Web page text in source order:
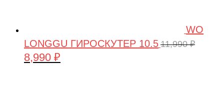
WO
LONGGU ГИРОСКУТЕР 10.5 11,990₽
Первоначальная
8,990 ₽